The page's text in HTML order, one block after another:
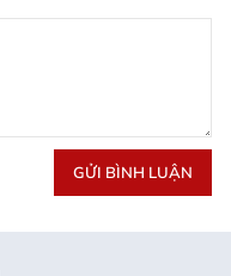
GỬI BÌNH LUẬN